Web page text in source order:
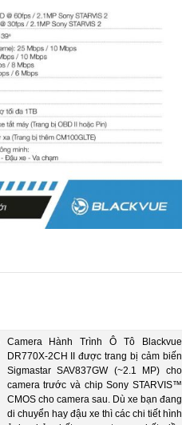
Camera Hành Trình Ô Tô Blackvue
DR770X-2CH II được trang bị cảm biến
Sigmastar SAV837GW (~2.1 MP) cho
camera trước và chip Sony STARVIS™
CMOS cho camera sau. Dù xe bạn đang
di chuyển hay đậu xe thì các chi tiết hình